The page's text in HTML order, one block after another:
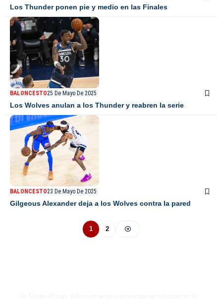
Los Thunder ponen pie y medio en las Finales
BALONCESTO25 De Mayo De 2025
Los Wolves anulan a los Thunder y reabren la serie
BALONCESTO23 De Mayo De 2025
Gilgeous Alexander deja a los Wolves contra la pared
1 2